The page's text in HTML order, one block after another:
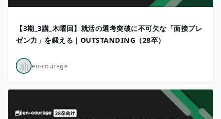
【3期_3講_木曜回】就活の選考突破に不可欠な「面接プレ
ゼン力」を鍛える｜OUTSTANDING（28卒）
en-courage